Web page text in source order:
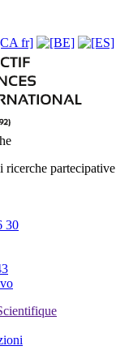
ricerche partecipative
30